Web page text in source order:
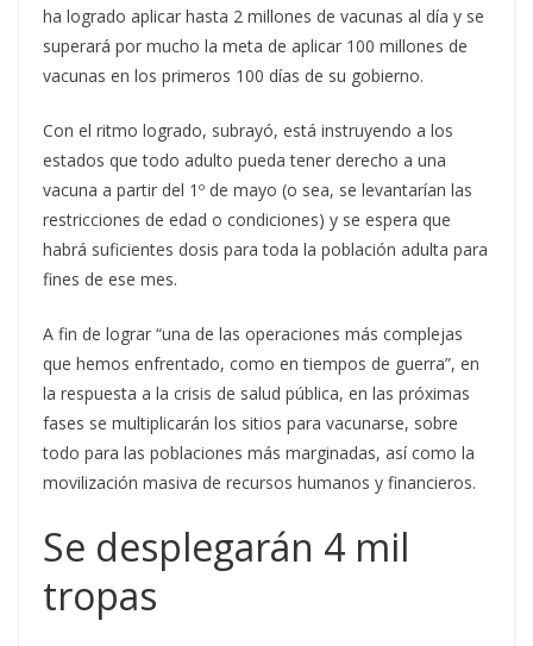
ha logrado aplicar hasta 2 millones de vacunas al día y se
superará por mucho la meta de aplicar 100 millones de
vacunas en los primeros 100 días de su gobierno.
Con el ritmo logrado, subrayó, está instruyendo a los
estados que todo adulto pueda tener derecho a una
vacuna a partir del 1º de mayo (o sea, se levantarían las
restricciones de edad o condiciones) y se espera que
habrá suficientes dosis para toda la población adulta para
fines de ese mes.
A fin de lograr “una de las operaciones más complejas
que hemos enfrentado, como en tiempos de guerra”, en
la respuesta a la crisis de salud pública, en las próximas
fases se multiplicarán los sitios para vacunarse, sobre
todo para las poblaciones más marginadas, así como la
movilización masiva de recursos humanos y financieros.
Se desplegarán 4 mil
tropas